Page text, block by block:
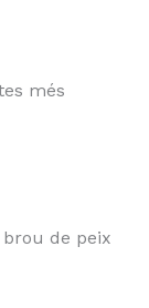
més
brou de peix